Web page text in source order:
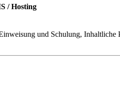
/ Hosting
und Schulung,